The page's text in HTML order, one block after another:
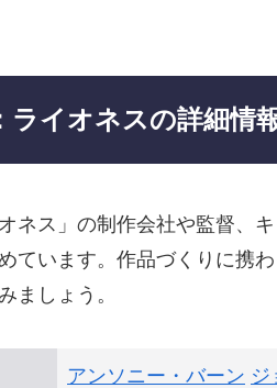
ライオネスの詳細情
ネス」の制作会社や監督、
ています。作品づくりに携
ましょう。
アンソニー・バーン ジ